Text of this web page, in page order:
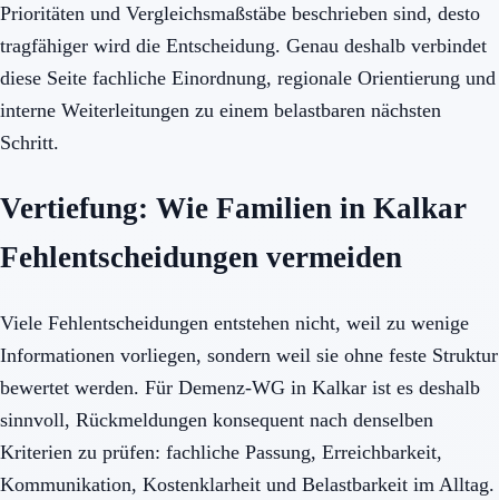
Prioritäten und Vergleichsmaßstäbe beschrieben sind, desto
tragfähiger wird die Entscheidung. Genau deshalb verbindet
diese Seite fachliche Einordnung, regionale Orientierung und
interne Weiterleitungen zu einem belastbaren nächsten
Schritt.
Vertiefung: Wie Familien in Kalkar
Fehlentscheidungen vermeiden
Viele Fehlentscheidungen entstehen nicht, weil zu wenige
Informationen vorliegen, sondern weil sie ohne feste Struktur
bewertet werden. Für Demenz-WG in Kalkar ist es deshalb
sinnvoll, Rückmeldungen konsequent nach denselben
Kriterien zu prüfen: fachliche Passung, Erreichbarkeit,
Kommunikation, Kostenklarheit und Belastbarkeit im Alltag.